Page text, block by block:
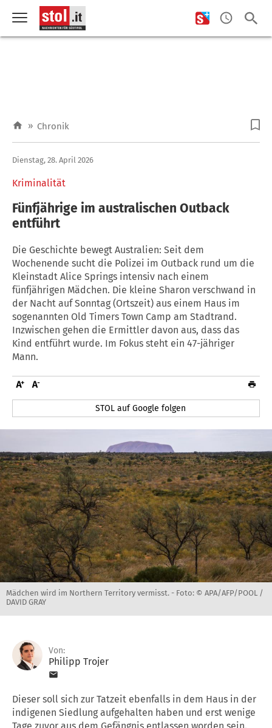
» Chronik
Kriminalität
Dienstag, 28. April 2026
Fünfjährige im australischen Outback
entführt
Die Geschichte bewegt Australien: Seit dem
Wochenende sucht die Polizei im Outback rund um die
Kleinstadt Alice Springs intensiv nach einem
fünfjährigen Mädchen. Die kleine Sharon verschwand in
der Nacht auf Sonntag (Ortszeit) aus einem Haus im
sogenannten Old Timers Town Camp am Stadtrand.
Inzwischen gehen die Ermittler davon aus, dass das
Kind entführt wurde. Im Fokus steht ein 47-jähriger
Mann.
STOL auf Google folgen
Mädchen wird im Northern Territory vermisst. - Foto: © APA/AFP/POOL /
DAVID GRAY
Von:
Philipp Trojer
Dieser soll sich zur Tatzeit ebenfalls in dem Haus in der
indigenen Siedlung aufgehalten haben und erst wenige